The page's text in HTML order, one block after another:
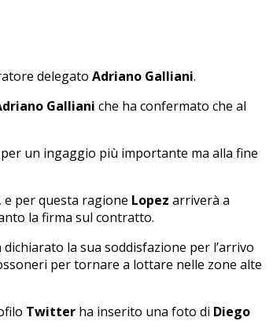
delegato Adriano Galliani.
Galliani che ha confermato che al
un ingaggio più importante ma alla fine
e per questa ragione Lopez arriverà a
la firma sul contratto.
dichiarato la sua soddisfazione per l’arrivo
per tornare a lottare nelle zone alte
Twitter ha inserito una foto di Diego